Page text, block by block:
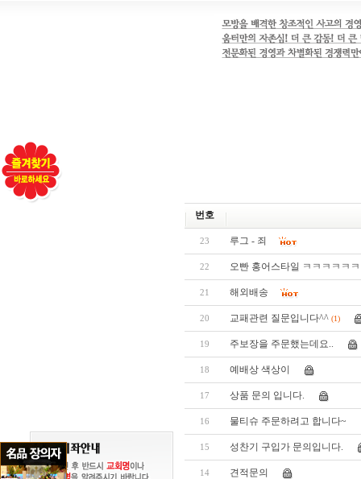
번호
23 루그 - 죄
22 오빤 홍어스타일 ㅋㅋㅋㅋㅋ
21 해외배송
20 교패관련 질문입니다^^ (1)
19 주보장을 주문했는데요..
18 예배상 색상이
17 상품 문의 입니다.
16 물티슈 주문하려고 합니다~
15 성찬기 구입가 문의입니다.
14 견적문의